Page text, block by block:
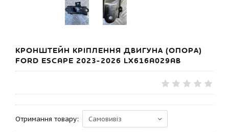
КРОНШТЕЙН КРІПЛЕННЯ ДВИГУНА (ОПОРА)
FORD ESCAPE 2023-2026 LX616A029AB
Отримання товару: